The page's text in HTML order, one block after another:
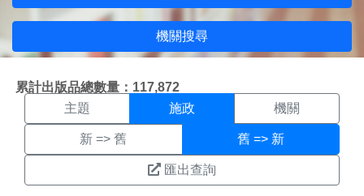
機關搜尋
累計出版品總數量：117,872
施政搜尋結果頁面
主題 施政 機關
新 => 舊 舊 => 新
匯出查詢